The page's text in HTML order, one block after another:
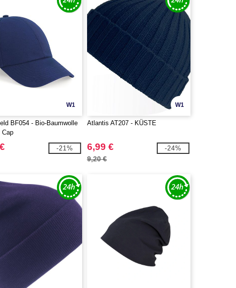
W1
BF054 - Bio-Baumwolle
Cap
-21%
W1
Atlantis AT207 - KÜSTE
6,99 €
9,20 €
-24%